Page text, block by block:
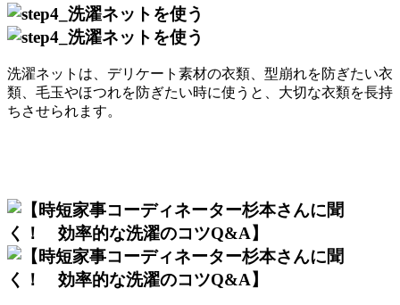
洗濯ネットは、デリケート素材の衣類、型崩れを防ぎたい衣
類、毛玉やほつれを防ぎたい時に使うと、大切な衣類を長持
ちさせられます。